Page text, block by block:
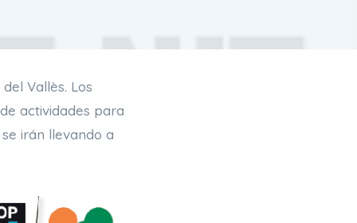
Vallès. Los
actividades para
irán llevando a